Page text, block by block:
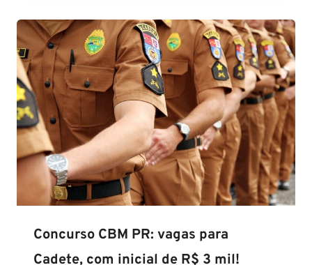
Concurso CBM PR: vagas para
Cadete, com inicial de R$ 3 mil!